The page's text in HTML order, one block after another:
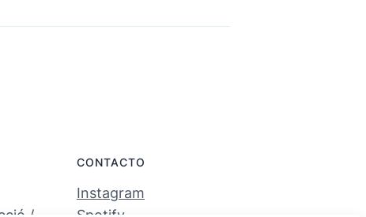
CONTACTO
Instagram